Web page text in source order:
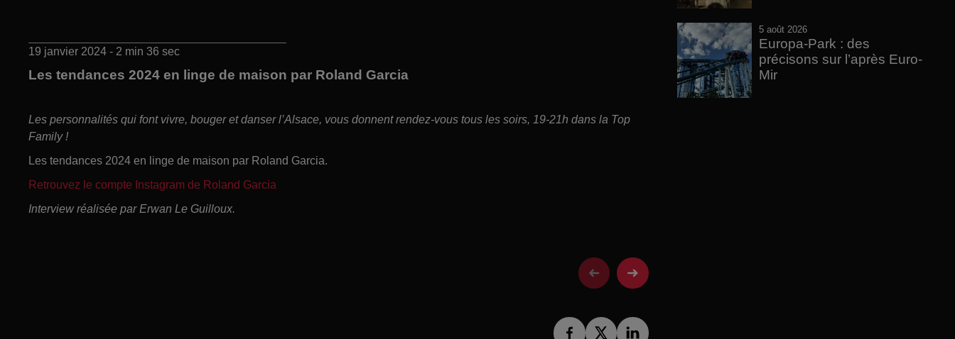
19 janvier 2024 - 2 min 36 sec
Les tendances 2024 en linge de maison par Roland Garcia
Les personnalités qui font vivre, bouger et danser l’Alsace, vous donnent rendez-vous tous les soirs, 19-21h dans la Top
Family !
Les tendances 2024 en linge de maison par Roland Garcia.
Retrouvez le compte Instagram de Roland Garcia
Interview réalisée par Erwan Le Guilloux.
5 août 2026
Europa-Park : des
précisons sur l’après Euro-
Mir